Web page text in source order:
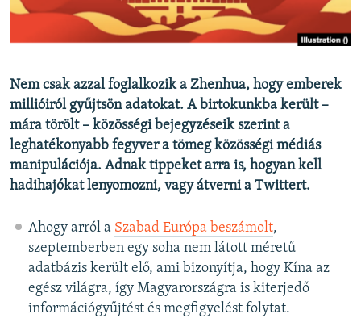
A MÚLT TANULSÁGAI
Valamennyi RFE/RL weboldal
Nem csak azzal foglalkozik a Zhenhua, hogy emberek
millióiról gyűjtsön adatokat. A birtokunkba került –
mára törölt – közösségi bejegyzéseik szerint a
leghatékonyabb fegyver a tömeg közösségi médiás
manipulációja. Adnak tippeket arra is, hogyan kell
hadihajókat lenyomozni, vagy átverni a Twittert.
Ahogy arról a Szabad Európa beszámolt,
szeptemberben egy soha nem látott méretű
adatbázis került elő, ami bizonyítja, hogy Kína az
egész világra, így Magyarországra is kiterjedő
információgyűjtést és megfigyelést folytat.